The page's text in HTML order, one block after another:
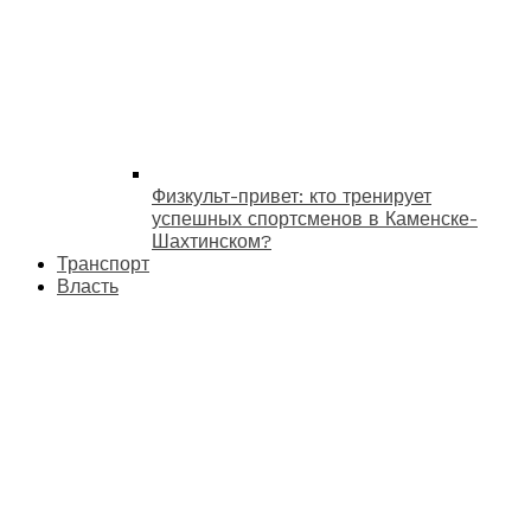
Физкульт-привет: кто тренирует
успешных спортсменов в Каменске-
Шахтинском?
Транспорт
Власть